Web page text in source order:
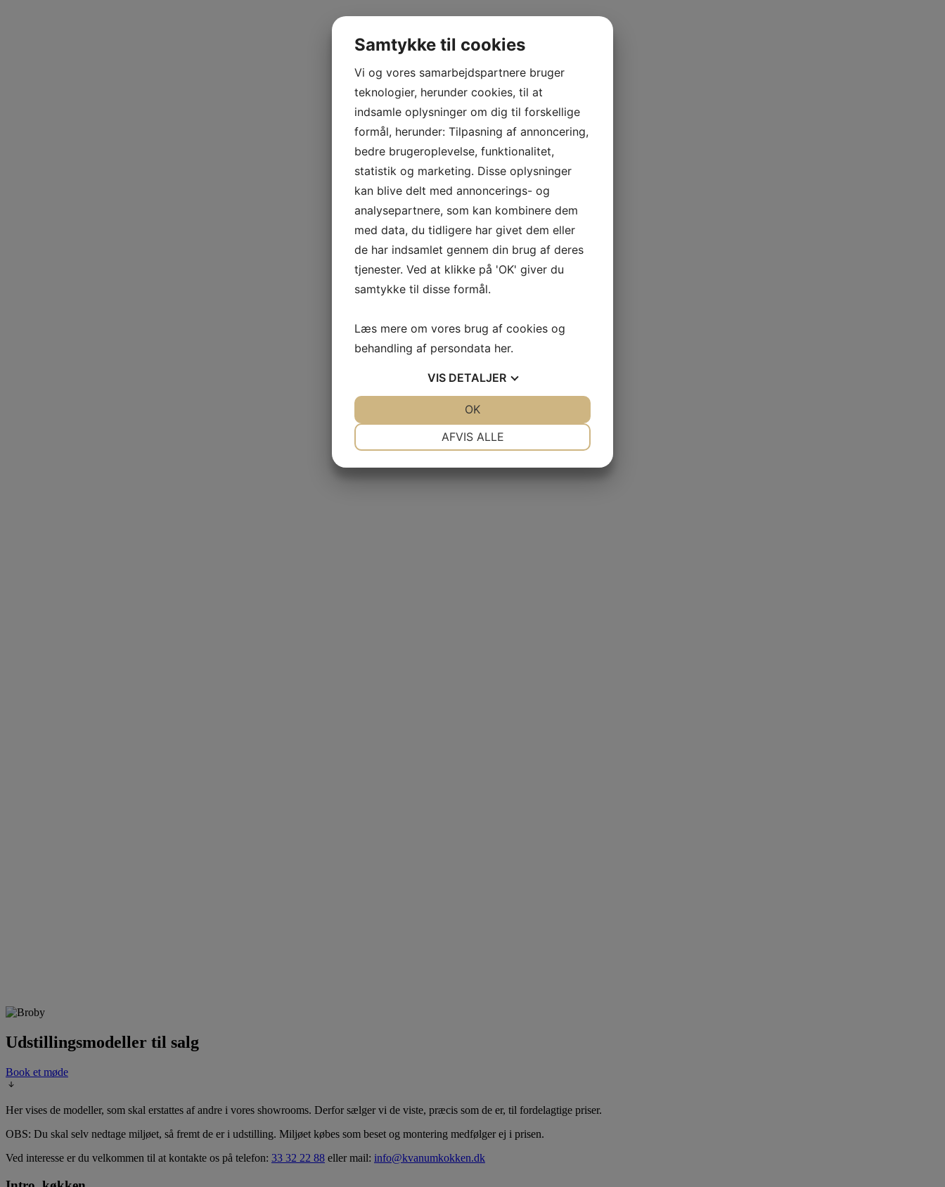
Udstillingsmodeller til salg
Book et møde
Her vises de modeller, som skal erstattes af andre i vores showrooms. Derfor sælger vi de viste, præcis som de er, til fordelagtige priser.
OBS: Du skal selv nedtage miljøet, så fremt de er i udstilling. Miljøet købes som beset og montering medfølger ej i prisen.
Ved interesse er du velkommen til at kontakte os på telefon: 33 32 22 88 eller mail: info@kvanumkokken.dk
Samtykke til cookies
Vi og vores samarbejdspartnere bruger
teknologier, herunder cookies, til at
indsamle oplysninger om dig til forskellige
formål, herunder: Tilpasning af annoncering,
bedre brugeroplevelse, funktionalitet,
statistik og marketing. Disse oplysninger
kan blive delt med annoncerings- og
analysepartnere, som kan kombinere dem
med data, du tidligere har givet dem eller
de har indsamlet gennem din brug af deres
tjenester. Ved at klikke på 'OK' giver du
samtykke til disse formål.
Læs mere om vores brug af cookies og
behandling af persondata her.
VIS DETALJER
AFVIS ALLE
OK